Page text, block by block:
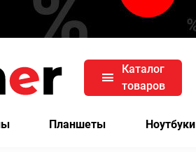
Каталог
товаров
Планшеты Ноутбуки